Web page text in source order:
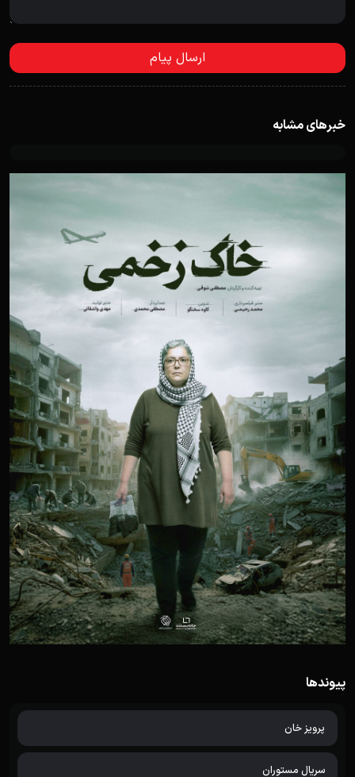
پیوندها
پرویز خان
سریال مستوران
خبرهای مشابه